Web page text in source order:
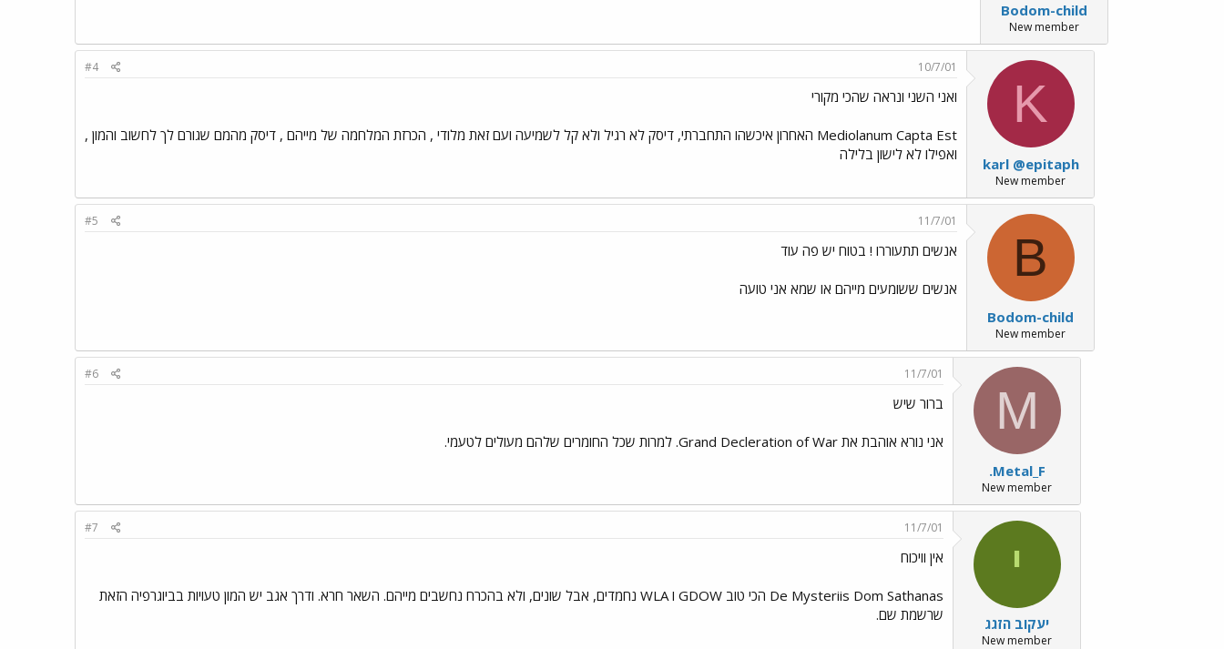
Bodom-child
New member
K
karl @epitaph
New member
10/7/01
#4
ואני השני ונראה שהכי מקורי
Mediolanum Capta Est האחרון איכשהו התחברתי, דיסק לא רגיל ולא קל לשמיעה ועם זאת מלודי , הכרזת המלחמה של מייהם , דיסק מהמם שגורם לך לחשוב והמון ,
ואפילו לא לישון בלילה
B
Bodom-child
New member
11/7/01
#5
אנשים תתעוררו ! בטוח יש פה עוד
אנשים ששומעים מייהם או שמא אני טועה
M
.Metal_F
New member
11/7/01
#6
ברור שיש
אני נורא אוהבת את Grand Decleration of War. למרות שכל החומרים שלהם מעולים לטעמי.
י
יעקוב הזגג
New member
11/7/01
#7
אין וויכוח
De Mysteriis Dom Sathanas הכי טוב GDOW ו WLA נחמדים, אבל שונים, ולא בהכרח נחשבים מייהם. השאר חרא. ודרך אגב יש המון טעויות בביוגרפיה הזאת
שרשמת שם.